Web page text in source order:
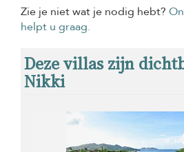
Zie je niet wat je nodig hebt?
helpt u graag.
Deze villas zijn
Nikki